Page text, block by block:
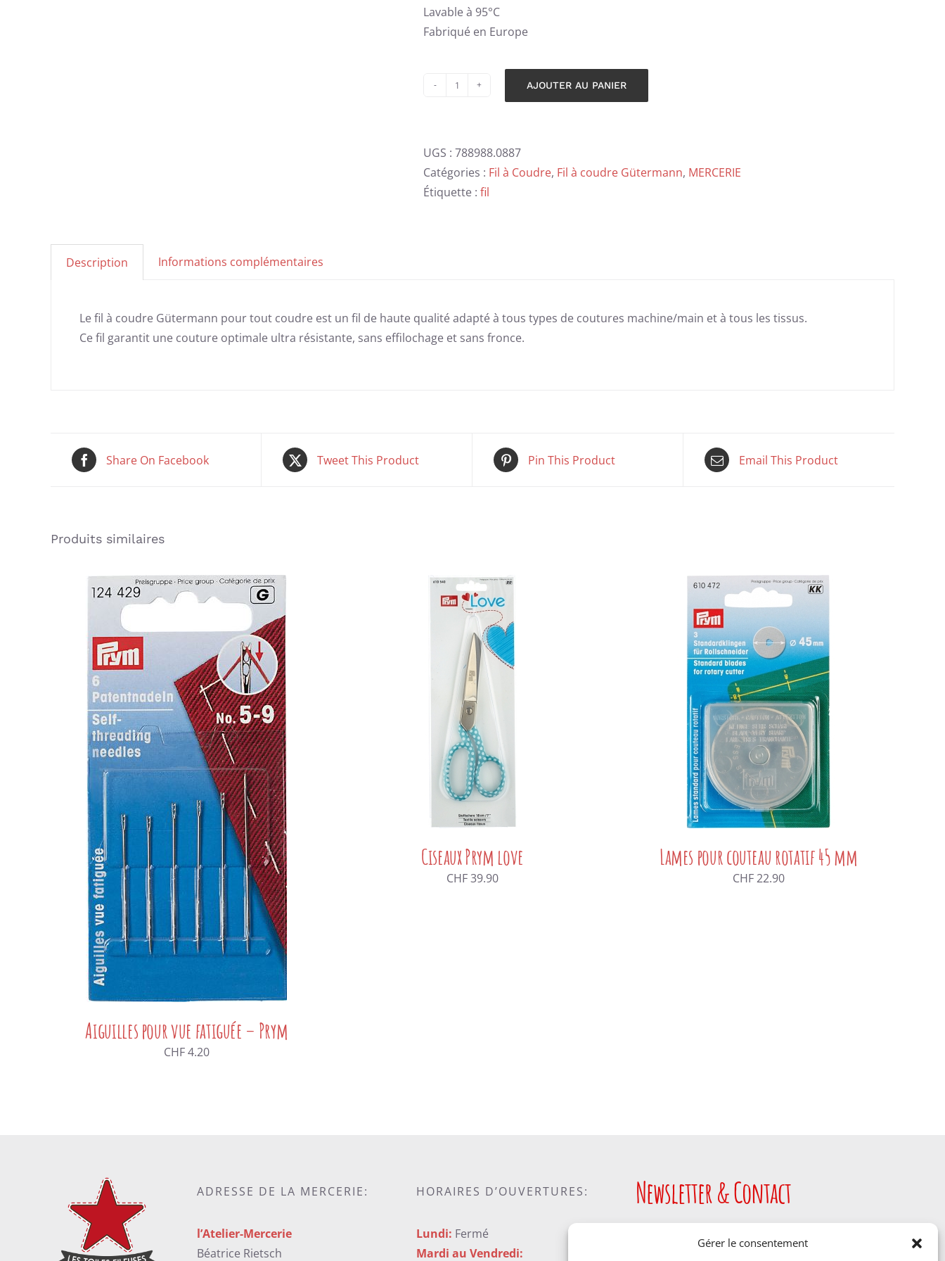
Gérer le consentement
Lavable à 95°C
Fabriqué en Europe
à
coudre
Gütermann
AJOUTER AU PANIER
UGS : 788988.0887
Catégories : Fil à Coudre, Fil à coudre Gütermann, MERCERIE
Étiquette : fil
Description Informations complémentaires
Le fil à coudre Gütermann pour tout coudre est un fil de haute qualité adapté à tous types de coutures machine/main et à tous les tissus.
Ce fil garantit une couture optimale ultra résistante, sans effilochage et sans fronce.
Share On Facebook Tweet This Product Pin This Product Email This Product
Produits similaires
Aiguilles pour vue fatiguée – Prym
CHF4.20
Ciseaux Prym love
CHF39.90
Lames pour couteau rotatif 45 mm
CHF22.90
ADRESSE DE LA MERCERIE:
l’Atelier-Mercerie
Béatrice Rietsch
HORAIRES D’OUVERTURES:
Lundi: Fermé
Mardi au Vendredi:
Newsletter & Contact